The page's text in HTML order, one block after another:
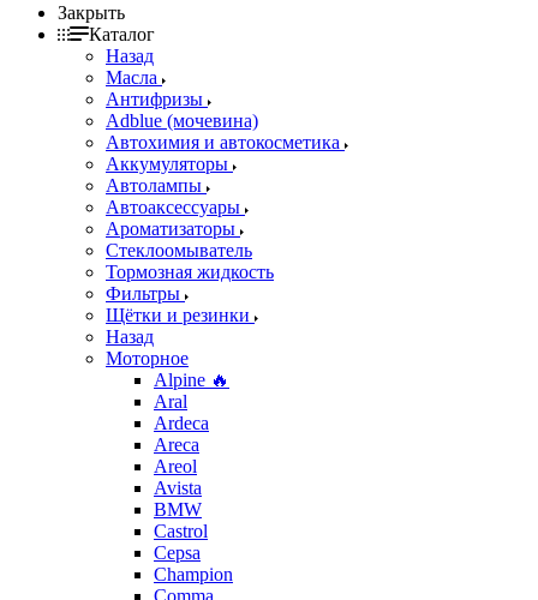
Закрыть
Каталог
Назад
Масла
Антифризы
Adblue (мочевина)
Автохимия и автокосметика
Аккумуляторы
Автолампы
Автоаксессуары
Ароматизаторы
Стеклоомыватель
Тормозная жидкость
Фильтры
Щётки и резинки
Назад
Моторное
Alpine 🔥
Aral
Ardeca
Areca
Areol
Avista
BMW
Castrol
Cepsa
Champion
Comma